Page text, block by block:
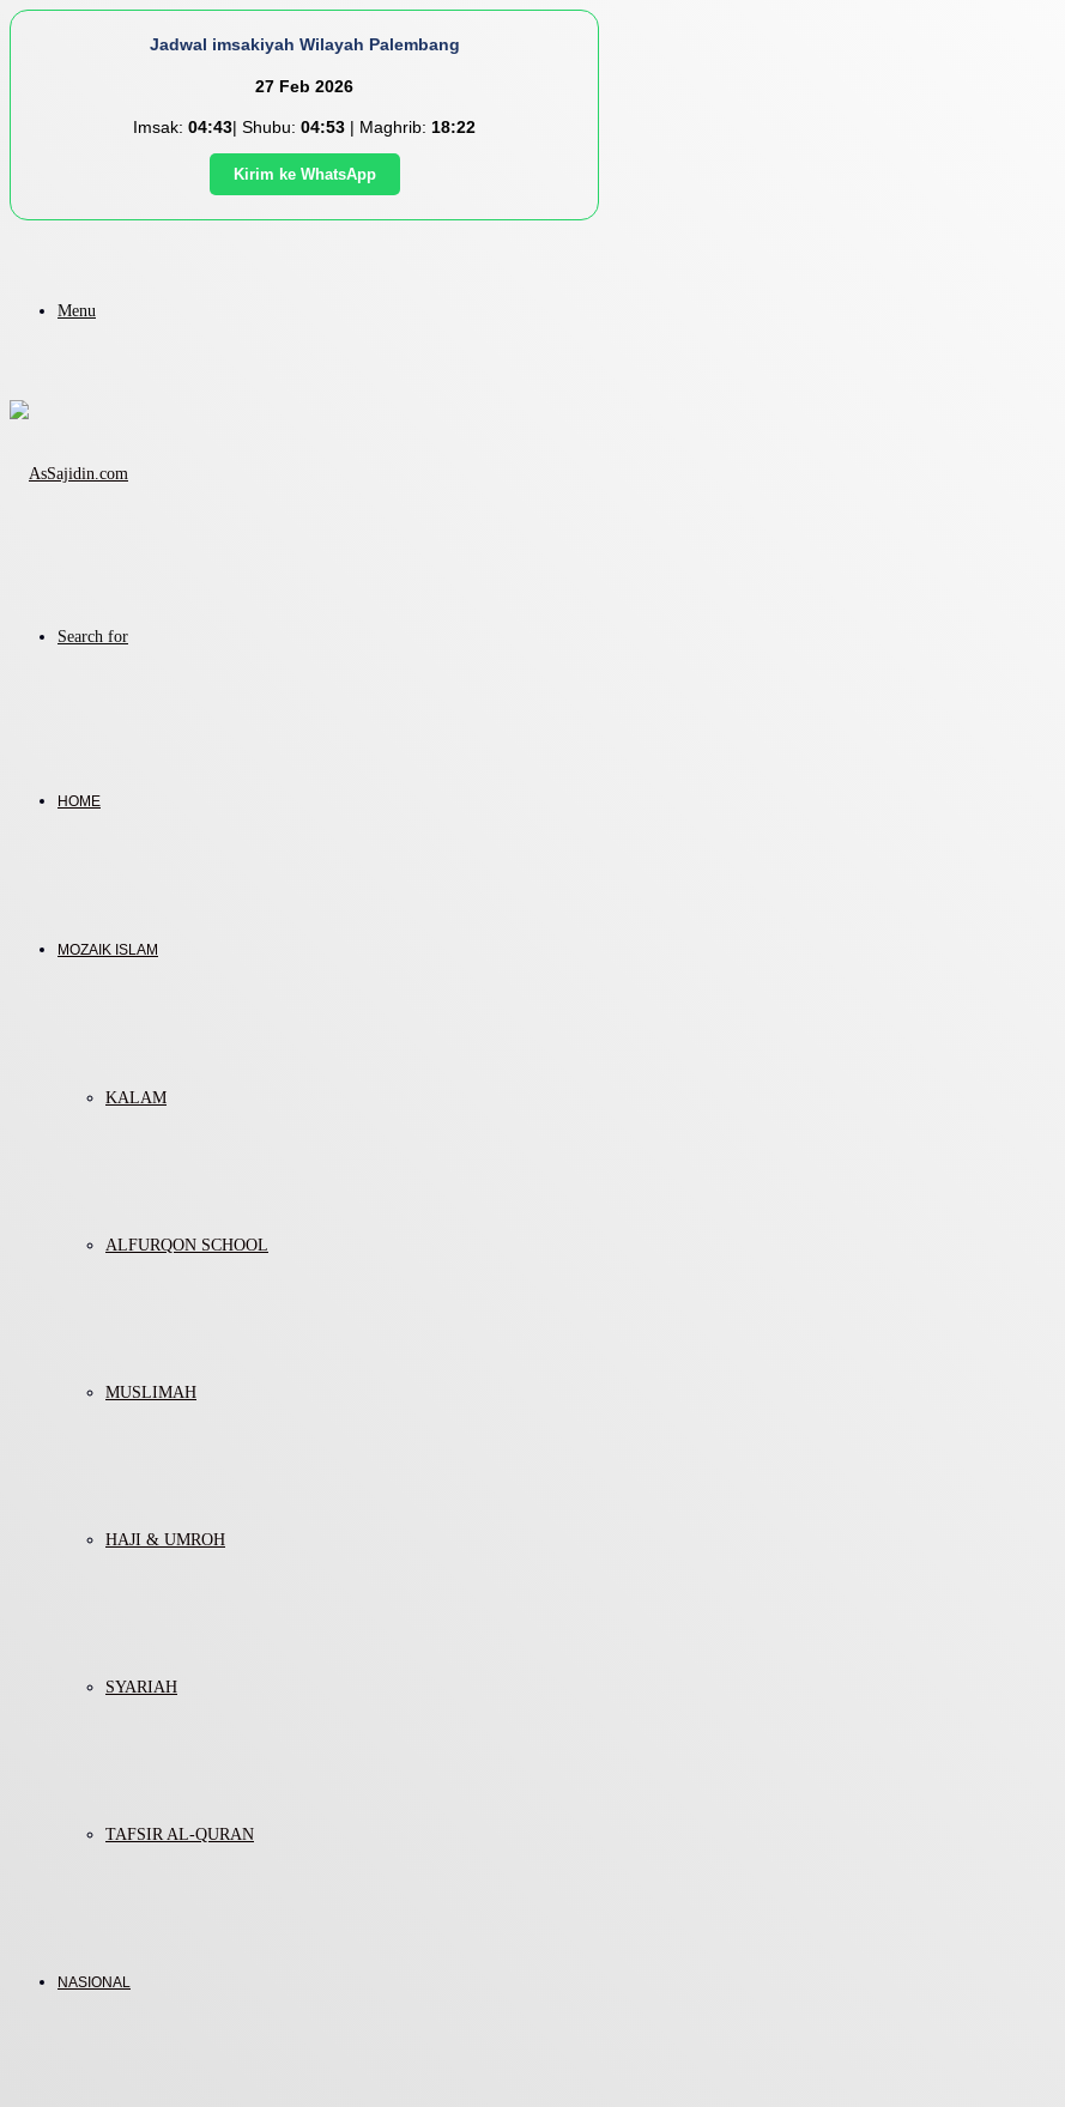
Jadwal imsakiyah Wilayah Palembang
27 Feb 2026
Imsak: 04:43| Shubu: 04:53 | Maghrib: 18:22
Kirim ke WhatsApp
Menu
Search for
HOME
MOZAIK ISLAM
KALAM
ALFURQON SCHOOL
MUSLIMAH
HAJI & UMROH
SYARIAH
TAFSIR AL-QURAN
NASIONAL